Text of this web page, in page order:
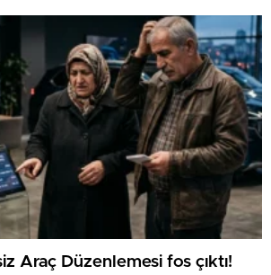
Araç Düzenlemesi fos çıktı!